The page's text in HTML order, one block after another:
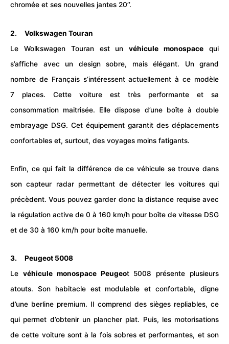
chromée et ses nouvelles jantes 20’’.
2. Volkswagen Touran
Le Wolkswagen Touran est unvéhicule monospace qui
s’affiche avec un design sobre, mais élégant. Un grand
nombre de Français s’intéressent actuellement à ce modèle
7 places. Cette voiture est très performante et sa
consommation maitrisée. Elle dispose d’une boîte à double
embrayage DSG. Cet équipement garantit des déplacements
confortables et, surtout, des voyages moins fatigants.
Enfin, ce qui fait la différence de ce véhicule se trouve dans
son capteur radar permettant de détecter les voitures qui
précèdent. Vous pouvez garder donc la distance requise avec
la régulation active de 0 à 160 km/h pour boîte de vitesse DSG
et de 30 à 160 km/h pour boîte manuelle.
3. Peugeot 5008
Le véhicule monospace Peugeot 5008 présente plusieurs
atouts. Son habitacle est modulable et confortable, digne
d’une berline premium. Il comprend des sièges repliables, ce
qui permet d’obtenir un plancher plat. Puis, les motorisations
de cette voiture sont à la fois sobres et performantes, et son